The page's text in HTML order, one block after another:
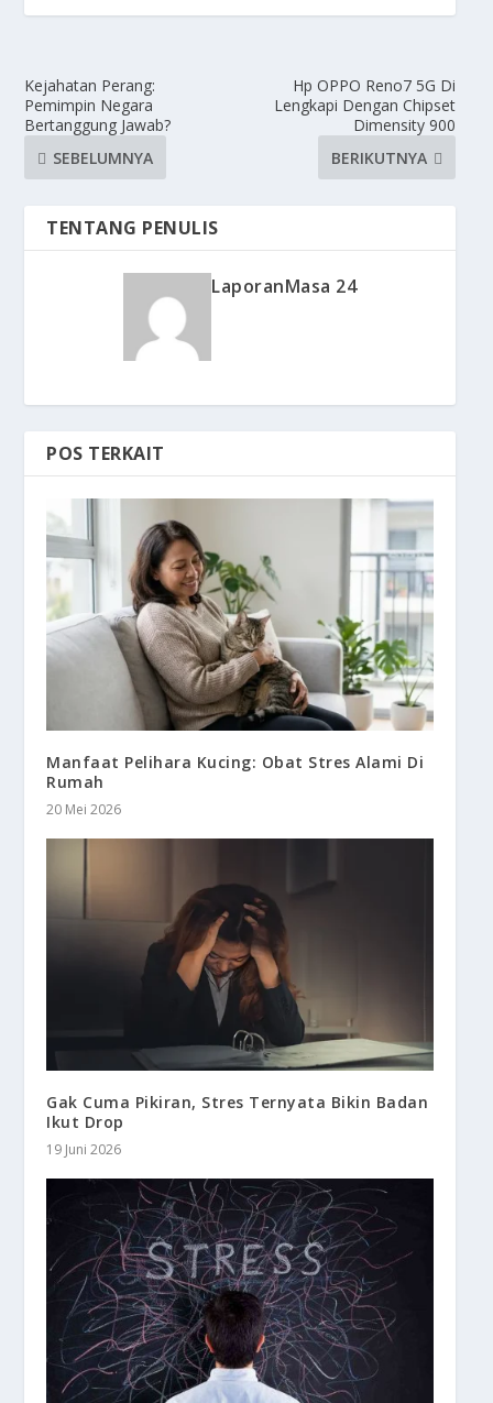
Kejahatan Perang:
Pemimpin Negara
Bertanggung Jawab?
SEBELUMNYA
Hp OPPO Reno7 5G Di
Lengkapi Dengan Chipset
Dimensity 900
BERIKUTNYA
TENTANG PENULIS
LaporanMasa 24
POS TERKAIT
Manfaat Pelihara Kucing: Obat Stres Alami Di
Rumah
20 Mei 2026
Gak Cuma Pikiran, Stres Ternyata Bikin Badan
Ikut Drop
19 Juni 2026